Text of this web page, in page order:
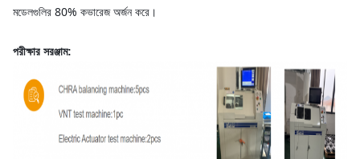
মডেলগুলির 80% কভারেজ অর্জন করে।
পরীক্ষার সরঞ্জাম: